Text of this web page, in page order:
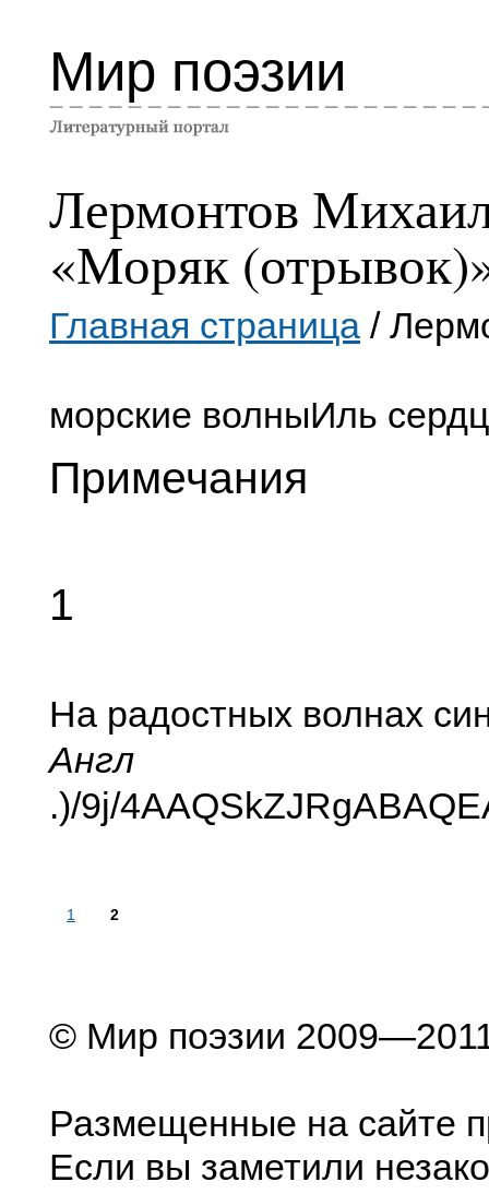
Мир поэзии
Лермонтов
«Моряк
Главная страница /
морские волныИль
Примечания
1
На радостных волнах
Англ
.)/9j/
1 2
© Мир поэзии
Размещенные на сайте
Если вы заметили